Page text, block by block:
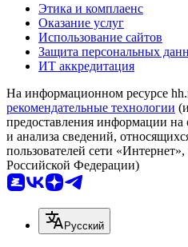
Этика и комплаенс
Оказание услуг
Использование сайтов
Защита персональных
ИТ аккредитация
На информационном ресурсе
рекомендательные технологии
предоставления информации на
и анализа сведений,
пользователей сети
Российской Федерации)
Русский